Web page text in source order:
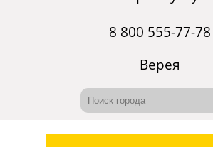
8 800 555-77-78
Верея